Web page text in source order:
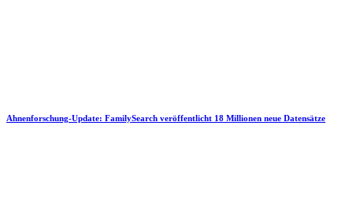
Ahnenforschung-Update: FamilySearch veröffentlicht 18 Millionen neue Datensätze